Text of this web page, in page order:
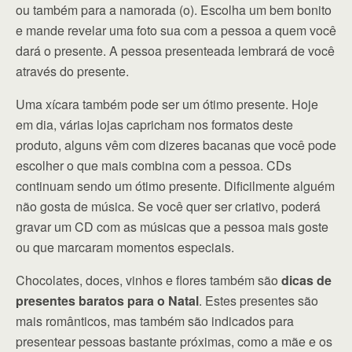
ou também para a namorada (o). Escolha um bem bonito
e mande revelar uma foto sua com a pessoa a quem você
dará o presente. A pessoa presenteada lembrará de você
através do presente.
Uma xícara também pode ser um ótimo presente. Hoje
em dia, várias lojas capricham nos formatos deste
produto, alguns vêm com dizeres bacanas que você pode
escolher o que mais combina com a pessoa. CDs
continuam sendo um ótimo presente. Dificilmente alguém
não gosta de música. Se você quer ser criativo, poderá
gravar um CD com as músicas que a pessoa mais goste
ou que marcaram momentos especiais.
Chocolates, doces, vinhos e flores também são dicas de
presentes baratos para o Natal. Estes presentes são
mais românticos, mas também são indicados para
presentear pessoas bastante próximas, como a mãe e os